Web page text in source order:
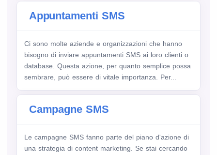
Appuntamenti SMS
Ci sono molte aziende e organizzazioni che hanno
bisogno di inviare appuntamenti SMS ai loro clienti o
database. Questa azione, per quanto semplice possa
sembrare, può essere di vitale importanza. Per...
Campagne SMS
Le campagne SMS fanno parte del piano d'azione di
una strategia di content marketing. Se stai cercando